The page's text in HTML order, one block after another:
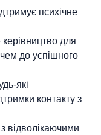
психічне
керівництво для
до успішного
які
контакту з
відволікаючими